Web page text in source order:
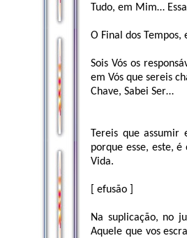
Tudo, em Mim…
O Final dos Tempos,
Sois Vós os
em Vós que sereis
Chave, Sabei Ser…
Tereis que assumir
porque esse, este,
Vida.
[ efusão ]
Na suplicação, no
Aquele que vos